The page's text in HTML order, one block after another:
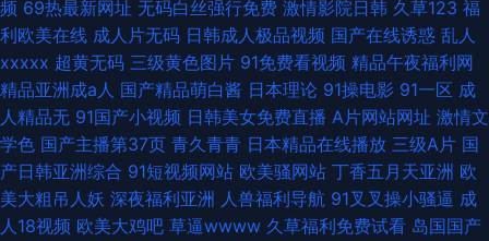
频 69热最新网址 无码白丝强行免费 激情影院日韩 久草123 福
利欧美在线 成人片无码 日韩成人极品视频 国产在线诱惑 乱人
xxxxx 超黄无码 三级黄色图片 91免费看视频 精品午夜福利网
精品亚洲成a人 国产精品萌白酱 日本理论 91操电影 91一区 成
人精品无 91国产小视频 日韩美女免费直播 A片网站网址 激情文
学色 国产主播第37页 青久青青 日本精品在线播放 三级A片 国
产日韩亚洲综合 91短视频网站 欧美骚网站 丁香五月天亚洲 欧
美大粗吊人妖 深夜福利亚洲 人兽福利导航 91叉叉操小骚逼 成
人18视频 欧美大鸡吧 草逼wwww 久草福利免费试看 岛国国产